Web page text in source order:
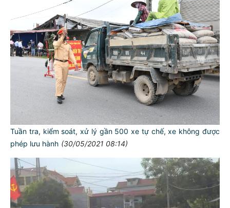
Tuần tra, kiểm soát, xử lý gần 500 xe tự chế, xe không được
phép lưu hành (30/05/2021 08:14)